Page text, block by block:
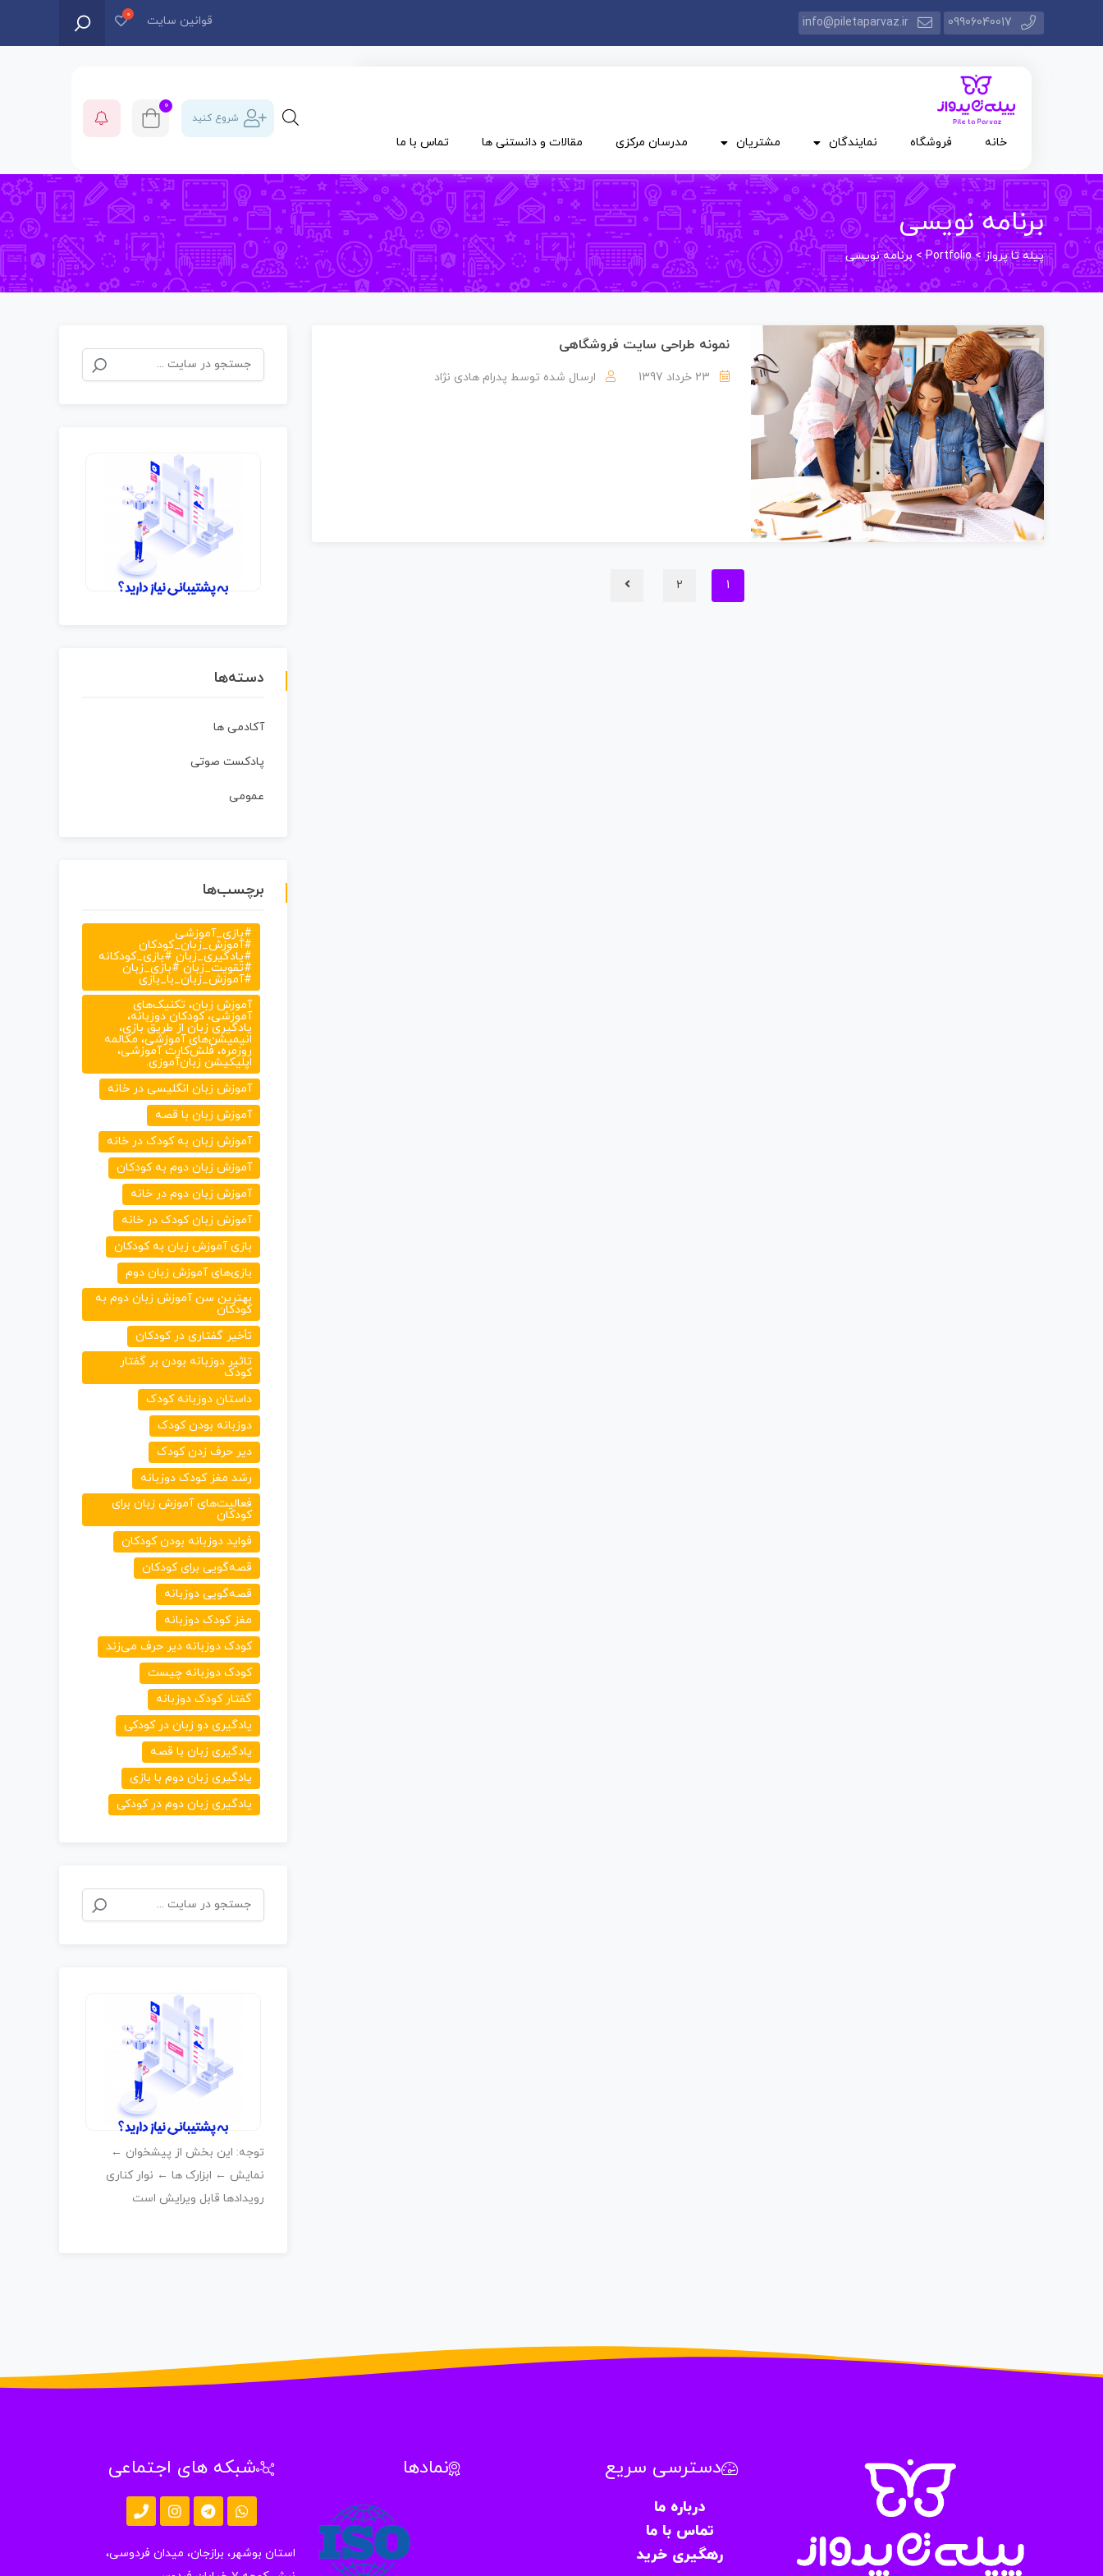
09906040017
info@piletaparvaz.ir قوانین سایت
خانه فروشگاه نمایندگان مشتریان مدرسان مرکزی مقالات و دانستنی ها تماس با ما
شروع کنید
0
برنامه نویسی
پیله تا پرواز>
Portfolio
> برنامه نویسی
نمونه طراحی سایت فروشگاهی
23 خرداد 1397 ارسال شده توسط پدرام هادی نژاد
1
2
دسته‌ها
آکادمی ها
پادکست صوتی
عمومی
برچسب‌ها
#بازی_آموزشی
#آموزش_زبان_کودکان
#یادگیری_زبان #بازی_کودکانه
#تقویت_زبان #بازی_زبان
#آموزش_زبان_با_بازی
آموزش زبان، تکنیک‌های
آموزشی، کودکان دوزبانه،
یادگیری زبان از طریق بازی،
انیمیشن‌های آموزشی، مکالمه
روزمره، فلش‌کارت آموزشی،
اپلیکیشن زبان‌آموزی.
آموزش زبان انگلیسی در خانه
آموزش زبان با قصه
آموزش زبان به کودک در خانه
آموزش زبان دوم به کودکان
آموزش زبان دوم در خانه
آموزش زبان کودک در خانه
بازی آموزش زبان به کودکان
بازی‌های آموزش زبان دوم
بهترین سن آموزش زبان دوم به
کودکان
تأخیر گفتاری در کودکان
تاثیر دوزبانه بودن بر گفتار
کودک
داستان دوزبانه کودک
دوزبانه بودن کودک
دیر حرف زدن کودک
رشد مغز کودک دوزبانه
فعالیت‌های آموزش زبان برای
کودکان
فواید دوزبانه بودن کودکان
قصه‌گویی برای کودکان
قصه‌گویی دوزبانه
مغز کودک دوزبانه
کودک دوزبانه دیر حرف می‌زند
کودک دوزبانه چیست
گفتار کودک دوزبانه
یادگیری دو زبان در کودکی
یادگیری زبان با قصه
یادگیری زبان دوم با بازی
یادگیری زبان دوم در کودکی
توجه: این بخش از پیشخوان ←
نمایش ← ابزارک ها ← نوار کناری
رویدادها قابل ویرایش است
دسترسی سریع
درباره ما
تماس با ما
رهگیری خرید
نمادها شبکه های اجتماعی
استان بوشهر، برازجان، میدان فردوسی،